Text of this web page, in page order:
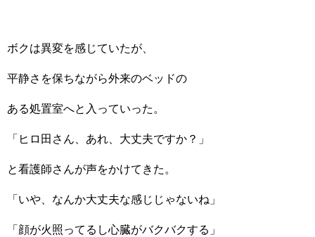
ボクは異変を感じていたが、
平静さを保ちながら外来のベッドの
ある処置室へと入っていった。
「ヒロ田さん、あれ、大丈夫ですか？」
と看護師さんが声をかけてきた。
「いや、なんか大丈夫な感じじゃないね」
「顔が火照ってるし心臓がバクバクする」